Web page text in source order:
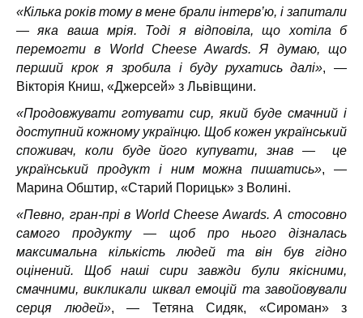
«Кілька років тому в мене брали інтерв’ю, і запитали
— яка ваша мрія. Тоді я відповіла, що хотіла б
перемогти в World Cheese Awards. Я думаю, що
перший крок я зробила і буду рухатись далі», —
Вікторія Книш, «Джерсей» з Львівщини.
«Продовжувати готувати сир, який буде смачний і
доступний кожному українцю. Щоб кожен український
споживач, коли буде його купувати, знав — це
український продукт і ним можна пишатись», —
Марина Обштир, «Старий Порицьк» з Волині.
«Певно, гран-прі в World Cheese Awards. А стосовно
самого продукту — щоб про нього дізналась
максимальна кількість людей та він був гідно
оцінений. Щоб наші сири завжди були якісними,
смачними, викликали шквал емоцій та завойовували
серця людей», — Тетяна Сидяк, «Сироман» з